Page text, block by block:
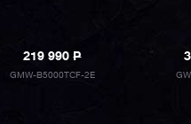
219 990P
GMW-B5000TCF-2E